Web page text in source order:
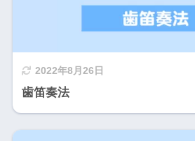
2022年8月26日
歯笛奏法